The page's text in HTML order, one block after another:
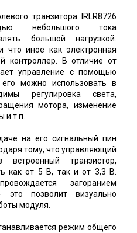
транзитора IRLR8726
небольшого тока
большой нагрузкой.
иное как электронная
контроллер. В отличие от
управление с помощью
можно использовать в
регулировка света,
мотора, изменение
и т.п.
на его сигнальный пин
тому, что управляющий
встроенный транзистор,
как от 5 В, так и от 3,3 В.
загоранием
позволит визуально
модуля.
режим общего